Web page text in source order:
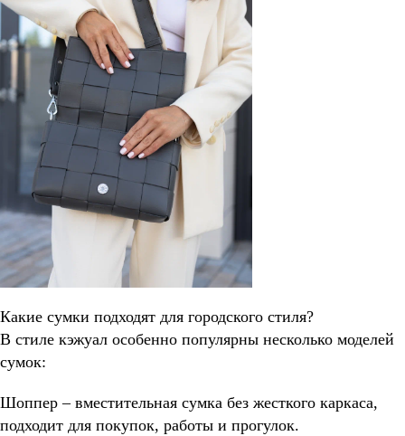
Какие сумки подходят для городского стиля?
В стиле кэжуал особенно популярны несколько моделей
сумок:
Шоппер – вместительная сумка без жесткого каркаса,
подходит для покупок, работы и прогулок.